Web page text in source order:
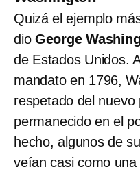
Quizá el ejemplo
dio George
de Estados Unidos.
mandato en 1796,
respetado del
permanecido en el
hecho, algunos de
veían casi como